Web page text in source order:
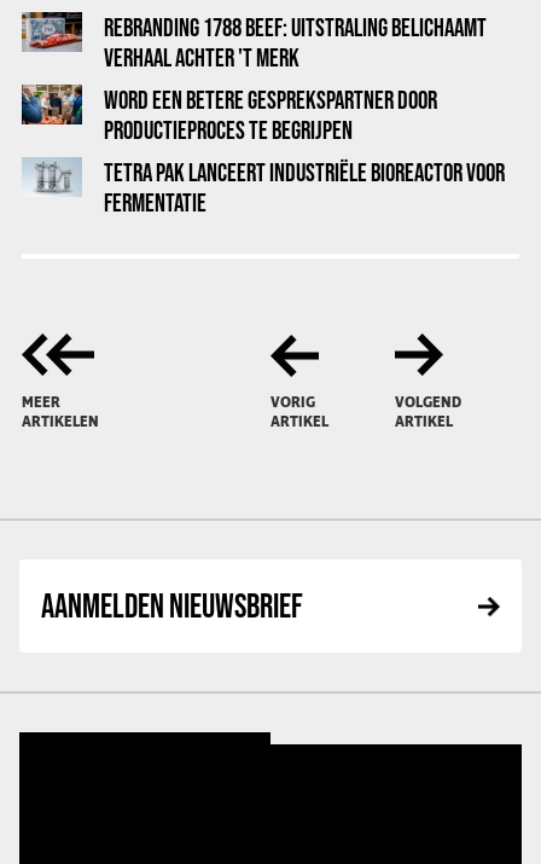
REBRANDING 1788 BEEF: UITSTRALING BELICHAAMT
VERHAAL ACHTER 'T MERK
WORD EEN BETERE GESPREKSPARTNER DOOR
PRODUCTIEPROCES TE BEGRIJPEN
TETRA PAK LANCEERT INDUSTRIËLE BIOREACTOR VOOR
FERMENTATIE
MEER
ARTIKELEN
VORIG
ARTIKEL
VOLGEND
ARTIKEL
AANMELDEN NIEUWSBRIEF